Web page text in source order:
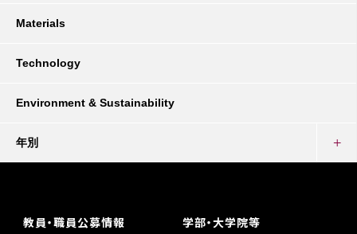
Materials
Technology
Environment & Sustainability
年別
教員・職員公募情報
学部・大学院等